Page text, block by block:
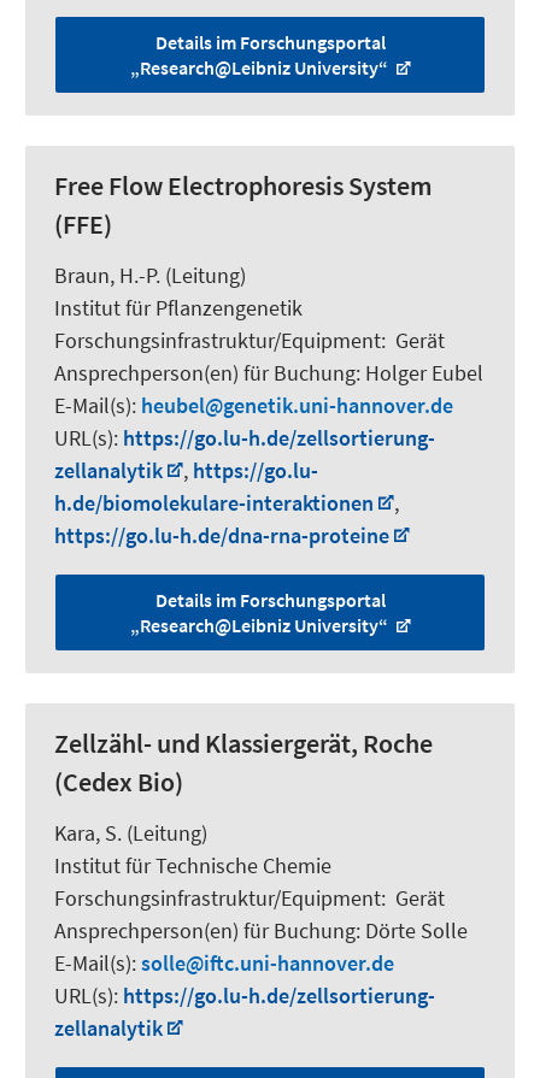
Details im Forschungsportal
„Research@Leibniz University“
Free Flow Electrophoresis System
(FFE)
Braun, H.-P. (Leitung)
Institut für Pflanzengenetik
Forschungsinfrastruktur/Equipment: Gerät
Ansprechperson(en) für Buchung: Holger Eubel
E-Mail(s): heubel
genetik.uni-hannover.de
URL(s): https://go.lu-h.de/zellsortierung-
zellanalytik
, https://go.lu-
h.de/biomolekulare-interaktionen
,
https://go.lu-h.de/dna-rna-proteine
Details im Forschungsportal
„Research@Leibniz University“
Zellzähl- und Klassiergerät, Roche
(Cedex Bio)
Kara, S. (Leitung)
Institut für Technische Chemie
Forschungsinfrastruktur/Equipment: Gerät
Ansprechperson(en) für Buchung: Dörte Solle
E-Mail(s):solle
iftc.uni-hannover.de
URL(s): https://go.lu-h.de/zellsortierung-
zellanalytik